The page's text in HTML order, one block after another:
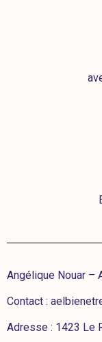
Angélique Nouar –
Contact :
Adresse : 1423 Le